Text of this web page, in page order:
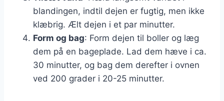
blandingen, indtil dejen er fugtig, men ikke
klæbrig. Ælt dejen i et par minutter.
Form og bag: Form dejen til boller og læg
dem på en bageplade. Lad dem hæve i ca.
30 minutter, og bag dem derefter i ovnen
ved 200 grader i 20-25 minutter.